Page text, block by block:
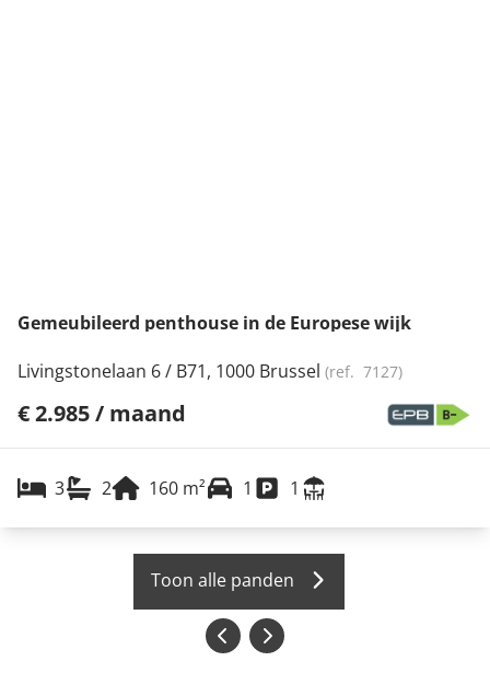
Gemeubileerd penthouse in de Europese wijk
Livingstonelaan 6 / B71, 1000 Brussel (ref. 7127)
€ 2.985 / maand
3 2 160 m² 1 1
Toon alle panden